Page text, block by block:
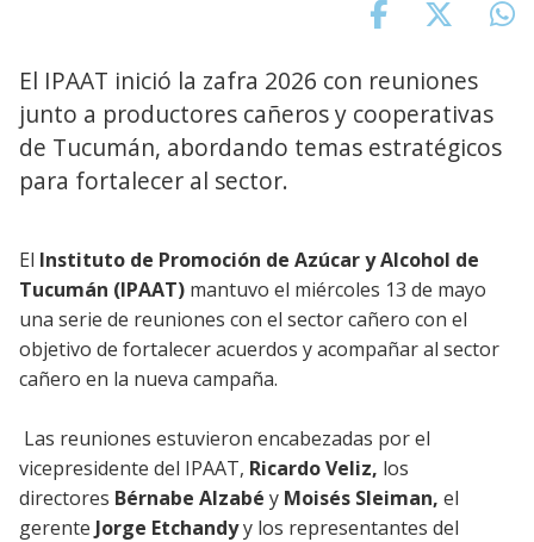
El IPAAT inició la zafra 2026 con reuniones
junto a productores cañeros y cooperativas
de Tucumán, abordando temas estratégicos
para fortalecer al sector.
El Instituto de Promoción de Azúcar y Alcohol de
Tucumán (IPAAT) mantuvo el miércoles 13 de mayo
una serie de reuniones con el sector cañero con el
objetivo de fortalecer acuerdos y acompañar al sector
cañero en la nueva campaña.
Las reuniones estuvieron encabezadas por el
vicepresidente del IPAAT, Ricardo Veliz, los
directores Bérnabe Alzabé y Moisés Sleiman, el
gerente Jorge Etchandyy los representantes del